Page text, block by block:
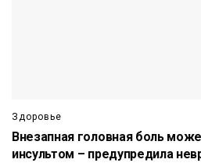
Здоровье
Внезапная головная боль
инсультом – предупредила